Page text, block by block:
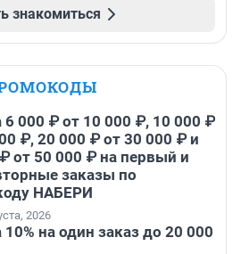
знакомиться
6 000 ₽ от 10 000 ₽, 10 000 ₽
₽, 20 000 ₽ от 30 000 ₽ и
от 50 000 ₽ на первый и
заказы по
НАБЕРИ
2026
на один заказ до 20 000